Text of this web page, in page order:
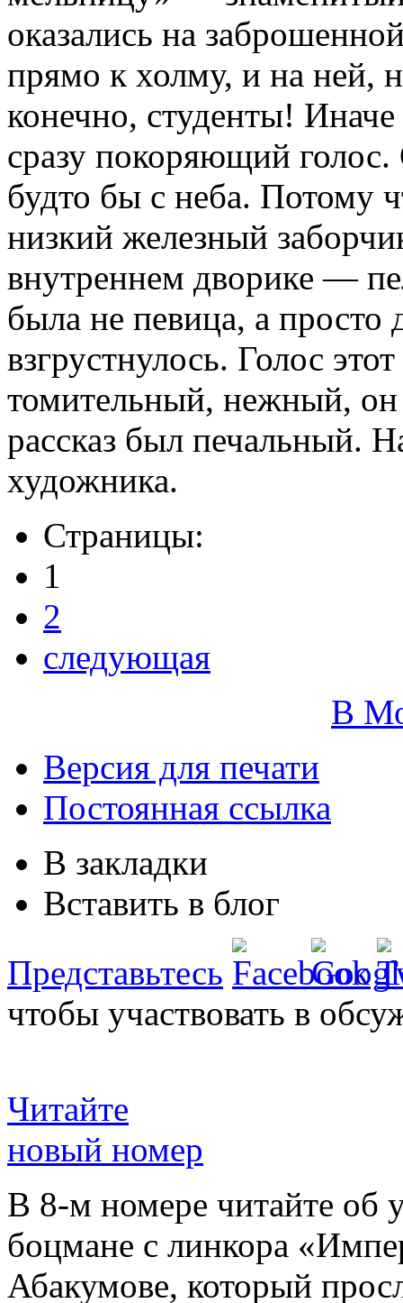
оказались на
прямо к холму, и на ней,
конечно, студенты!
сразу покоряющий
будто бы с неба. Потому
низкий железный
внутреннем дворике —
была не певица, а просто
взгрустнулось. Голос
томительный, нежный, он
рассказ был печальный.
художника.
Страницы:
1
2
следующая
В
Версия для печати
Постоянная ссылка
В закладки
Вставить в блог
Представьтесь
чтобы участвовать в
Читайте
новый номер
В 8-м номере читайте об
боцмане с линкора
Абакумове, который